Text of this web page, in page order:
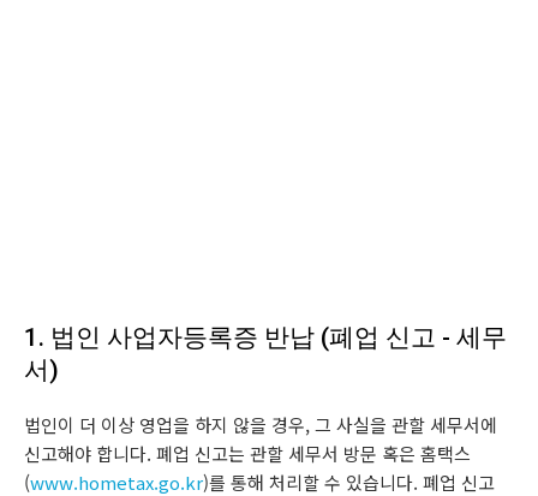
1. 법인 사업자등록증 반납 (폐업 신고 - 세무
서)
법인이 더 이상 영업을 하지 않을 경우, 그 사실을 관할 세무서에
신고해야 합니다. 폐업 신고는 관할 세무서 방문 혹은 홈택스
(www.hometax.go.kr)를 통해 처리할 수 있습니다. 폐업 신고